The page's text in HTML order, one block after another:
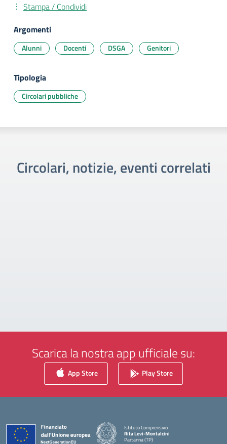
Stampa / Condividi
Argomenti
Alunni Docenti DSGA Genitori
Tipologia
Circolari pubbliche
Circolari, notizie, eventi correlati
Scarica la nostra app ufficiale su:
App Store Play Store
Istituto Comprensivo
Rita Levi-Montalcini
Partanna (TP)